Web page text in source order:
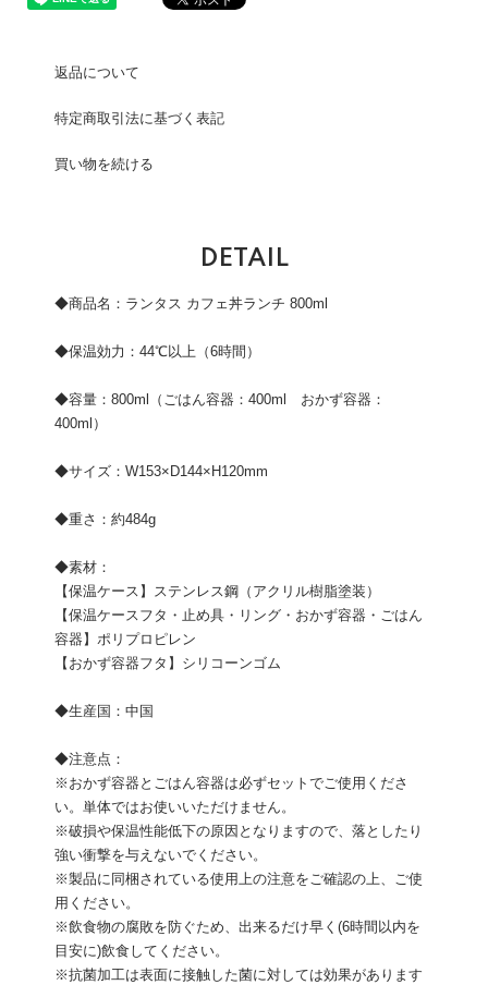
返品について
特定商取引法に基づく表記
買い物を続ける
DETAIL
◆商品名：ランタス カフェ丼ランチ 800ml
◆保温効力：44℃以上（6時間）
◆容量：800ml（ごはん容器：400ml おかず容器：
400ml）
◆サイズ：W153×D144×H120mm
◆重さ：約484g
◆素材：
【保温ケース】ステンレス鋼（アクリル樹脂塗装）
【保温ケースフタ・止め具・リング・おかず容器・ごはん
容器】ポリプロピレン
【おかず容器フタ】シリコーンゴム
◆生産国：中国
◆注意点：
※おかず容器とごはん容器は必ずセットでご使用くださ
い。単体ではお使いいただけません。
※破損や保温性能低下の原因となりますので、落としたり
強い衝撃を与えないでください。
※製品に同梱されている使用上の注意をご確認の上、ご使
用ください。
※飲食物の腐敗を防ぐため、出来るだけ早く(6時間以内を
目安に)飲食してください。
※抗菌加工は表面に接触した菌に対しては効果があります